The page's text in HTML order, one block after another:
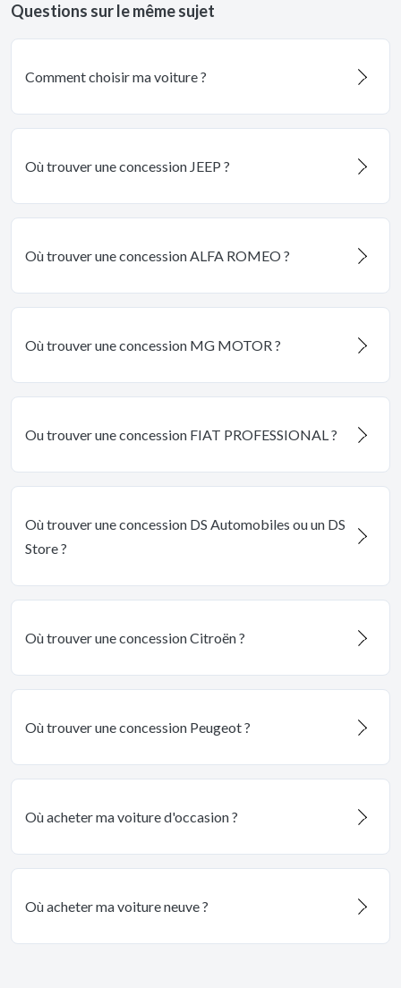
Questions sur le même sujet
Comment choisir ma voiture ?
Où trouver une concession JEEP ?
Où trouver une concession ALFA ROMEO ?
Où trouver une concession MG MOTOR ?
Ou trouver une concession FIAT PROFESSIONAL ?
Où trouver une concession DS Automobiles ou un DS
Store ?
Où trouver une concession Citroën ?
Où trouver une concession Peugeot ?
Où acheter ma voiture d'occasion ?
Où acheter ma voiture neuve ?